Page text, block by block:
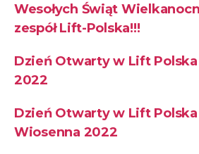
Wesołych Świąt
zespół Lift-Polska!!!
Dzień Otwarty w Lift Polska
2022
Dzień Otwarty w Lift Polska
Wiosenna 2022